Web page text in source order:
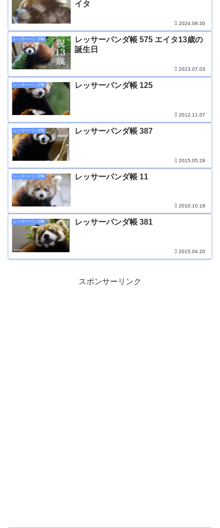
イタ
2024.08.30
レッサーパンダ帳
レッサーパンダ帳 575 エイタ13歳の
誕生日
2023.07.03
レッサーパンダ帳 レッサーパンダ帳 125
2012.11.07
レッサーパンダ帳 レッサーパンダ帳 387
2015.05.29
レッサーパンダ帳 レッサーパンダ帳 11
2010.10.18
レッサーパンダ帳 レッサーパンダ帳 381
2015.04.20
スポンサーリンク